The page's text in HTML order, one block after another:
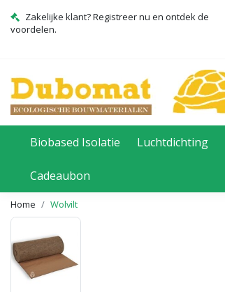
Zakelijke klant? Registreer nu en ontdek de
voordelen.
Biobased Isolatie Luchtdichting
Cadeaubon
Home Wolvilt